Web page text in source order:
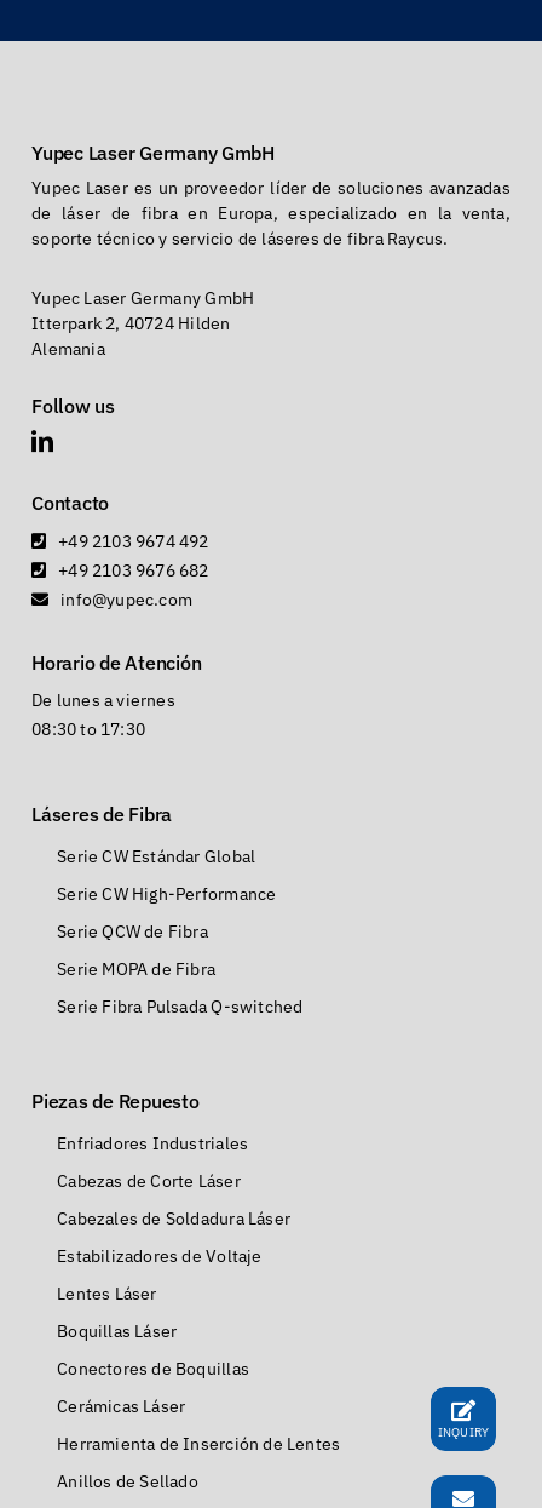
Yupec Laser Germany GmbH
Yupec Laser es un proveedor líder de soluciones avanzadas
de láser de fibra en Europa, especializado en la venta,
soporte técnico y servicio de láseres de fibra Raycus.
Yupec Laser Germany GmbH
Itterpark 2, 40724 Hilden
Alemania
Follow us
Contacto
+49 2103 9674 492
+49 2103 9676 682
info@yupec.com
Horario de Atención
De lunes a viernes
08:30 to 17:30
Láseres de Fibra
Serie CW Estándar Global
Serie CW High-Performance
Serie QCW de Fibra
Serie MOPA de Fibra
Serie Fibra Pulsada Q-switched
Piezas de Repuesto
Enfriadores Industriales
Cabezas de Corte Láser
Cabezales de Soldadura Láser
Estabilizadores de Voltaje
Lentes Láser
Boquillas Láser
Conectores de Boquillas
Cerámicas Láser
Herramienta de Inserción de Lentes
Anillos de Sellado
INQUIRY